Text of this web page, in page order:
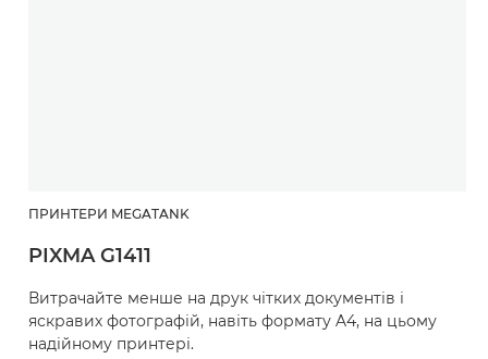
ПРИНТЕРИ MEGATANK
PIXMA G1411
Витрачайте менше на друк чітких документів і
яскравих фотографій, навіть формату A4, на цьому
надійному принтері.